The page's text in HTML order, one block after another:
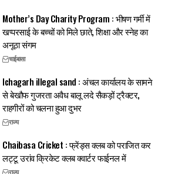
Mother’s Day Charity Program : भीषण गर्मी में
खप्परसाई के बच्चों को मिले छाते, शिक्षा और स्नेह का
अनूठा संगम
चाईबासा
Ichagarh illegal sand : अंचल कार्यालय के सामने
से बेखौफ गुजरता अवैध बालू लदे सैकड़ों ट्रैक्टर,
राहगीरों को चलना हुआ दुभर
राज्य
Chaibasa Cricket : फ्रेंड्स क्लब को पराजित कर
लट्टू उरांव क्रिकेट क्लब क्वार्टर फाईनल में